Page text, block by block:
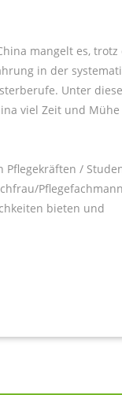
mangelt es, trotz
in der
Unter
viel Zeit und Mühe
Pflegekräften /
bieten und